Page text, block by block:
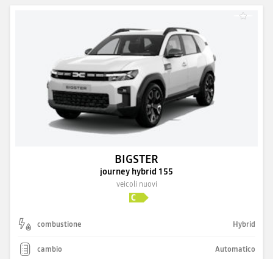
BIGSTER
journey hybrid 155
veicoli nuovi
combustione Hybrid
cambio Automatico